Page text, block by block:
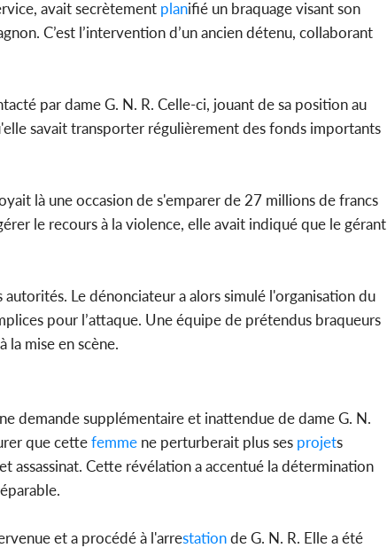
avait secrètement planifié un braquage visant son
C’est l’intervention d’un ancien détenu, collaborant
par dame G. N. R. Celle-ci, jouant de sa position au
savait transporter régulièrement des fonds importants
là une occasion de s'emparer de 27 millions de francs
le recours à la violence, elle avait indiqué que le gérant
Le dénonciateur a alors simulé l'organisation du
pour l’attaque. Une équipe de prétendus braqueurs
la mise en scène.
demande supplémentaire et inattendue de dame G. N.
que cettefemme ne perturberait plus ses projets
assassinat. Cette révélation a accentué la détermination
et a procédé à l'arrestationde G. N. R. Elle a été
modernise ses structures...